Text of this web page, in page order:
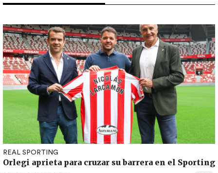
REAL SPORTING
Orlegi aprieta para cruzar su barrera en el Sporting